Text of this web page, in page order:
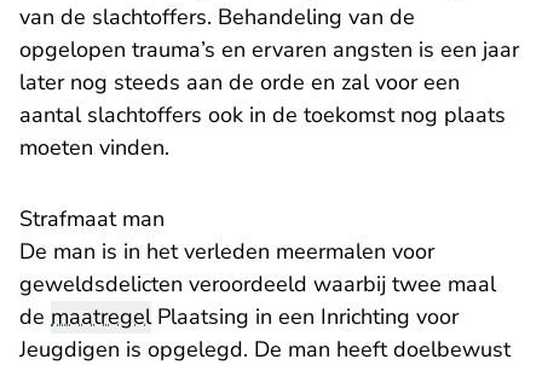
van de slachtoffers. Behandeling van de
opgelopen trauma’s en ervaren angsten is een jaar
later nog steeds aan de orde en zal voor een
aantal slachtoffers ook in de toekomst nog plaats
moeten vinden.
Strafmaat man
De man is in het verleden meermalen voor
geweldsdelicten veroordeeld waarbij twee maal
de maatregelPlaatsing in een Inrichting voor
Jeugdigen is opgelegd. De man heeft doelbewust